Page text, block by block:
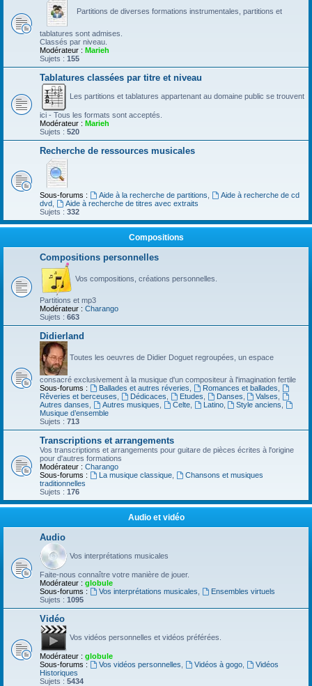
Partitions de diverses formations instrumentales, partitions et
tablatures sont admises.
Classés par niveau.
Modérateur : Marieh
Sujets : 155
Tablatures classées par titre et niveau
Les partitions et tablatures appartenant au domaine public se trouvent
ici - Tous les formats sont acceptés.
Modérateur : Marieh
Sujets : 520
Recherche de ressources musicales
Sous-forums : Aide à la recherche de partitions
Aide à recherche de cd
dvd
Aide à recherche de titres avec extraits
Sujets : 332
Compositions
Compositions personnelles
Vos compositions, créations personnelles.
Partitions et mp3
Modérateur : Charango
Sujets : 663
Didierland
Toutes les oeuvres de Didier Doguet regroupées, un espace
consacré exclusivement à la musique d'un compositeur à l'imagination fertile
Sous-forums :
Ballades et autres réveries Romances et ballades
Rêveries et berceuses
Dédicaces Etudes Danses Valses
Autres danses
Autres musiques Celte, Latino, Style anciens
Musique d’ensemble
Sujets : 713
Transcriptions et arrangements
Vos transcriptions et arrangements pour guitare de pièces écrites à l'origine
pour d'autres formations
Modérateur : Charango
Sous-forums :
La musique classique,
Chansons et musiques
traditionnelles
Sujets : 176
Audio et vidéo
Audio
Vos interprétations musicales
Faite-nous connaître votre manière de jouer.
Modérateur : globule
Sous-forums :
Vos interprétations musicales
Ensembles virtuels
Sujets : 1095
Vidéo
Vos vidéos personnelles et vidéos préférées.
Modérateur : globule
Sous-forums :
Vos vidéos personnelles Vidéos à gogo,
Vidéos
Historiques
Sujets : 5434